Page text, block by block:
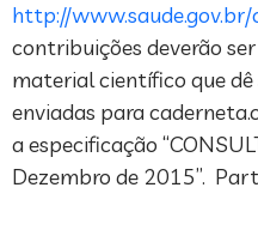
http://
contribuições deverão
material científico que
enviadas para
a especificação
Dezembro de 2015”.